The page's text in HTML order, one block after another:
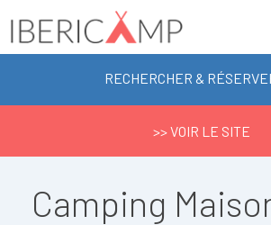
RECHERCHER &
>> VOIR LE SITE
Camping